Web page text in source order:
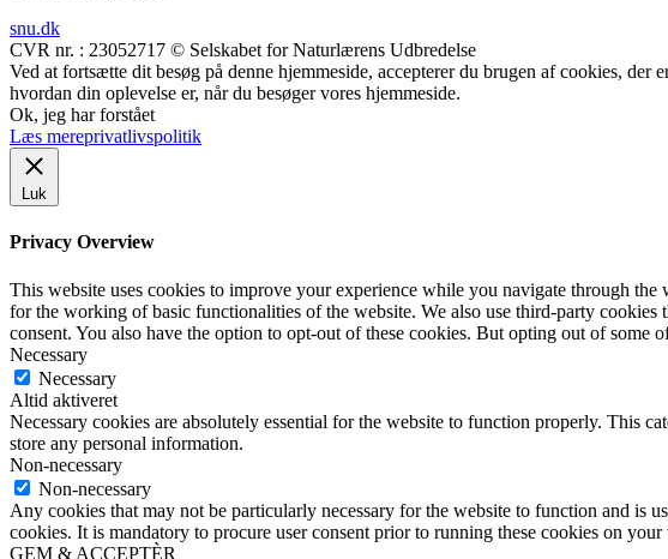
snu.dk
CVR nr. : 23052717 © Selskabet for Naturlærens Udbredelse
Ved at fortsætte dit besøg på denne hjemmeside, accepterer du brugen af cookies,
hvordan din oplevelse er, når du besøger vores hjemmeside.
Ok, jeg har forstået
Læs mereprivatlivspolitik
Luk
Privacy Overview
This website uses cookies to improve your experience while you navigate through the
for the working of basic functionalities of the website. We also use third-party
consent. You also have the option to opt-out of these cookies. But opting out of some
Necessary
Necessary
Altid aktiveret
Necessary cookies are absolutely essential for the website to function properly. This
store any personal information.
Non-necessary
Non-necessary
Any cookies that may not be particularly necessary for the website to function and is
cookies. It is mandatory to procure user consent prior to running these cookies on your
GEM & ACCEPTÈR